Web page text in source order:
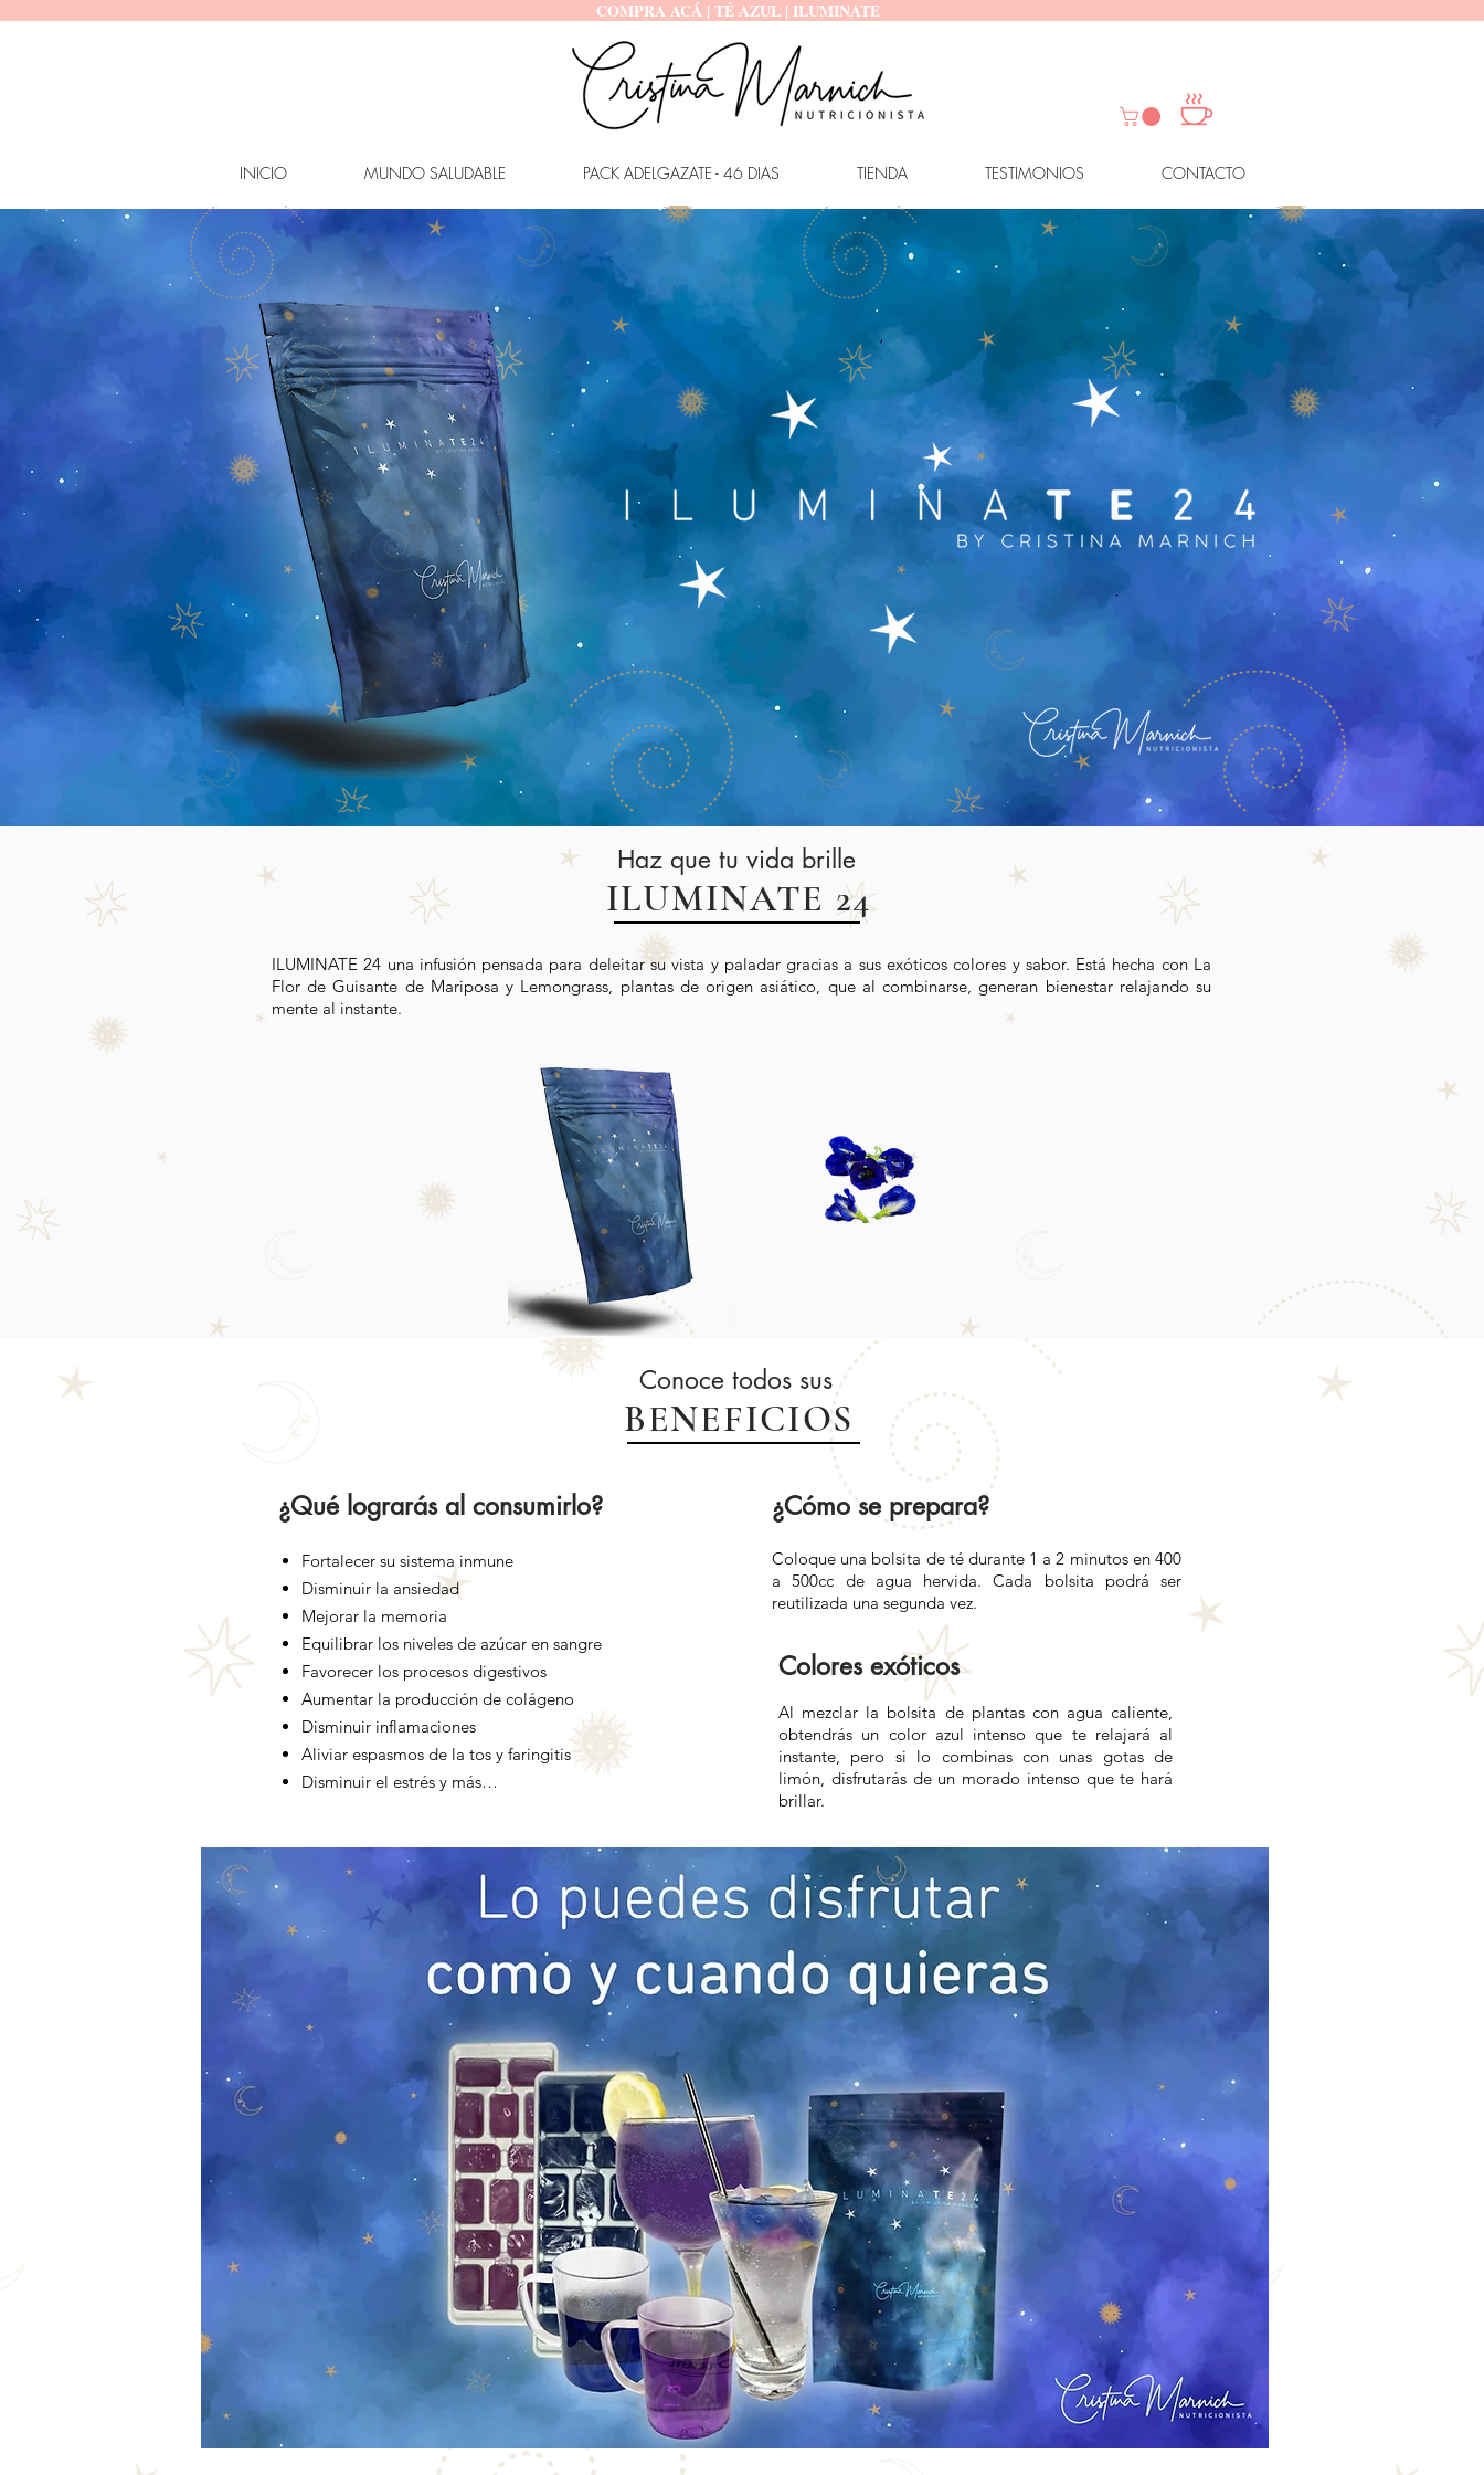
INICIO MUNDO SALUDABLE PACK ADELGAZATE - 46 DIAS TIENDA TESTIMONIOS CONTACTO
COMPRA ACÁ | TÉ AZUL | ILUMINATE
Haz que tu vida brille
ILUMINATE 24
ILUMINATE 24 una infusión pensada para deleitar su vista y paladar gracias a sus exóticos colores y sabor. Está hecha con La
Flor de Guisante de Mariposa y Lemongrass, plantas de origen asiático, que al combinarse, generan bienestar relajando su
mente al instante.
Conoce todos sus
BENEFICIOS
¿Qué lograrás al consumirlo?
Fortalecer su sistema inmune
Disminuir la ansiedad
Mejorar la memoria
Equilibrar los niveles de azúcar en sangre
Favorecer los procesos digestivos
Aumentar la producción de colágeno
Disminuir inflamaciones
Aliviar espasmos de la tos y faringitis
Disminuir el estrés y más…
¿Cómo se prepara?
Coloque una bolsita de té durante 1 a 2 minutos en 400
a 500cc de agua hervida. Cada bolsita podrá ser
reutilizada una segunda vez.
Colores exóticos
Al mezclar la bolsita de plantas con agua caliente,
obtendrás un color azul intenso que te relajará al
instante, pero si lo combinas con unas gotas de
limón, disfrutarás de un morado intenso que te hará
brillar.